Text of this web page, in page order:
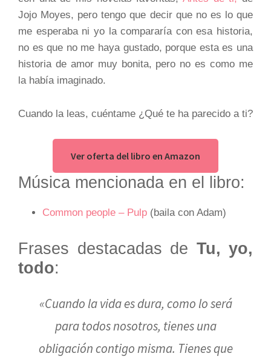
Jojo Moyes, pero tengo que decir que no es lo que
me esperaba ni yo la compararía con esa historia,
no es que no me haya gustado, porque esta es una
historia de amor muy bonita, pero no es como me
la había imaginado.
Cuando la leas, cuéntame ¿Qué te ha parecido a ti?
Ver oferta del libro en Amazon
Música mencionada en el libro:
Common people – Pulp (baila con Adam)
Frases destacadas de Tu, yo,
todo:
«Cuando la vida es dura, como lo será
para todos nosotros, tienes una
obligación contigo misma. Tienes que